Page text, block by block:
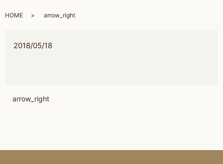
HOME arrow_right
2018/05/18
arrow_right